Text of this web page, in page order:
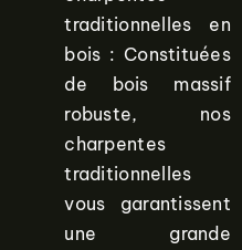
traditionnelles en
bois : Constituées
de bois massif
robuste, nos
charpentes
traditionnelles
vous garantissent
une grande